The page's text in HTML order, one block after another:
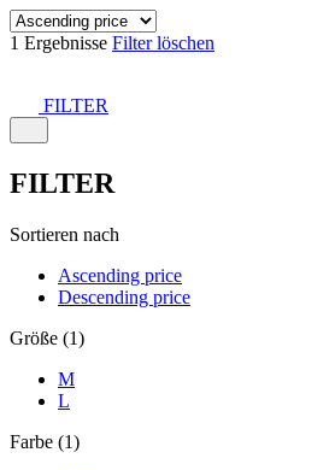
1 Ergebnisse Filter löschen
FILTER
FILTER
Sortieren nach
Ascending price
Descending price
Größe (1)
M
L
Farbe (1)